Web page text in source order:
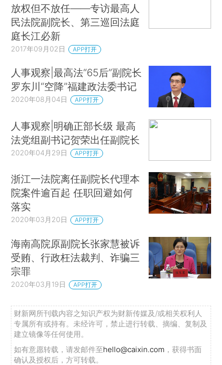
放权但不放任——专访最高人
民法院副院长、第三巡回法庭
庭长江必新
2017年09月02日 APP打开
人事观察|最高法“65后”副院长
罗东川“空降”福建政法委书记
2020年08月04日 APP打开
人事观察|明确正部长级 最高
法党组副书记贺荣出任副院长
2020年04月29日 APP打开
浙江一法院离任副院长代理本
院案件逾百起 任职回避如何
落实
2020年03月20日 APP打开
海南高院原副院长张家慧被诉
受贿、行政枉法裁判、诈骗三
宗罪
2020年03月19日 APP打开
财新网所刊载内容之知识产权为财新传媒及/或相关权利人
专属所有或持有。未经许可，禁止进行转载、摘编、复制及
建立镜像等任何使用。
如有意愿转载，请发邮件至hello@caixin.com ，获得书面
确认及授权后，方可转载。